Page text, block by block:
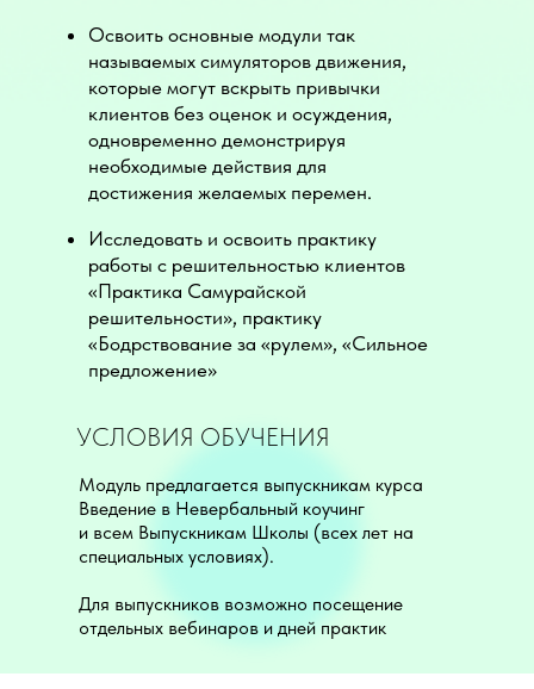
Освоить основные модули так
называемых симуляторов движения,
которые могут вскрыть привычки
клиентов без оценок и осуждения,
одновременно демонстрируя
необходимые действия для
достижения желаемых перемен.
Исследовать и освоить практику
работы с решительностью клиентов
«Практика Самурайской
решительности», практику
«Бодрствование за «рулем», «Сильное
предложение»
Модуль предлагается выпускникам курса
Введение в Невербальный коучинг
и всем Выпускникам Школы (всех лет на
специальных условиях).
Для выпускников возможно посещение
отдельных вебинаров и дней практик
УСЛОВИЯ ОБУЧЕНИЯ